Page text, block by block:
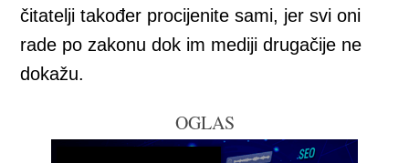
čitatelji također procijenite sami, jer svi oni
rade po zakonu dok im mediji drugačije ne
dokažu.
OGLAS